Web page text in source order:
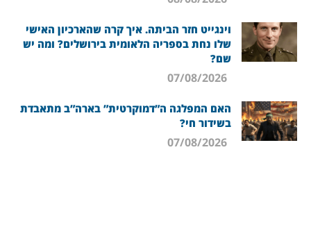
וינגייט חזר הביתה. איך קרה שהארכיון האישי
שלו נחת בספריה הלאומית בירושלים? ומה יש
שם?
האם המפלגה ה”דמוקרטית” בארה”ב מתאבדת
בשידור חי?